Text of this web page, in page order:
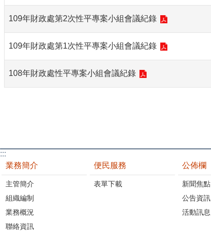
109年財政處第2次性平專案小組會議紀錄
109年財政處第1次性平專案小組會議紀錄
108年財政處性平專案小組會議紀錄
:::
業務簡介
主管簡介
組織編制
業務概況
聯絡資訊
便民服務
表單下載
公佈欄
新聞焦點
公告資訊
活動訊息